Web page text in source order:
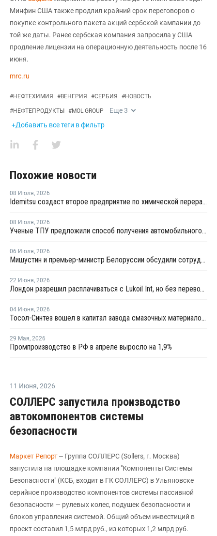
Минфин США также продлил крайний срок переговоров о
покупке контрольного пакета акций сербской кампании до
той же даты. Ранее сербская компания запросила у США
продление лицензии на операционную деятельность после 16
июня.
mrc.ru
#НЕФТЕХИМИЯ #ВЕНГРИЯ #СЕРБИЯ #НОВОСТЬ
#НЕФТЕПРОДУКТЫ #MOL GROUP Еще3
+Добавить все теги в фильтр
Похожие новости
08 Июля, 2026
Idemitsu создаст второе предприятие по химической переработке отходов в Японии
08 Июля, 2026
Ученые ТПУ предложили способ получения автомобильного бензина из пластиковых отходов
06 Июля, 2026
Мишустин и премьер-министр Белоруссии обсудили сотрудничество РФ и Белоруссии в сфере углеводородов
22 Июня, 2026
Лондон разрешил расплачиваться с Lukoil Int, но без перевода средств Лукойлу
04 Июня, 2026
Тосол-Синтез вошел в капитал завода смазочных материалов "Девон"
29 Мая, 2026
Промпроизводство в РФ в апреле выросло на 1,9%
11 Июня, 2026
СОЛЛЕРС запустила производство
автокомпонентов системы
безопасности
Маркет Репорт-- Группа СОЛЛЕРС (Sollers, г. Москва)
запустила на площадке компании "Компоненты Системы
Безопасности" (КСБ, входит в ГК СОЛЛЕРС) в Ульяновске
серийное производство компонентов системы пассивной
безопасности — рулевых колес, подушек безопасности и
блоков управления системой. Общий объем инвестиций в
проект составил 1,5 млрд руб., из которых 1,2 млрд руб.